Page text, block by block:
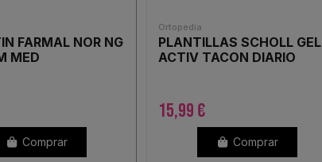
FARMAL NOR NG
MED
Comprar
Ortopedia
PLANTILLAS SCHOLL GEL
ACTIV TACON DIARIO
15,99 €
Comprar